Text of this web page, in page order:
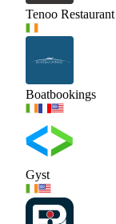
Tenoo Restaurant
Boatbookings
Gyst